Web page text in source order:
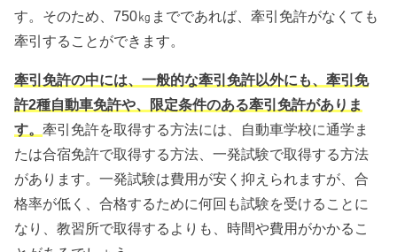
す。そのため、750㎏までであれば、牽引免許がなくても
牽引することができます。
牽引免許の中には、一般的な牽引免許以外にも、牽引免
許2種自動車免許や、限定条件のある牽引免許がありま
す。牽引免許を取得する方法には、自動車学校に通学ま
たは合宿免許で取得する方法、一発試験で取得する方法
があります。一発試験は費用が安く抑えられますが、合
格率が低く、合格するために何回も試験を受けることに
なり、教習所で取得するよりも、時間や費用がかかるこ